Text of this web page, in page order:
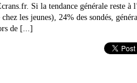
Si la tendance générale reste à
les jeunes), 24% des sondés,
de [...]